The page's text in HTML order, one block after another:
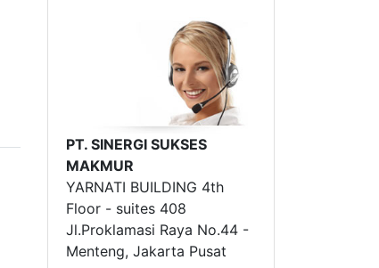
PT. SINERGI SUKSES
MAKMUR
YARNATI BUILDING 4th
Floor - suites 408
Jl.Proklamasi Raya No.44 -
Menteng, Jakarta Pusat